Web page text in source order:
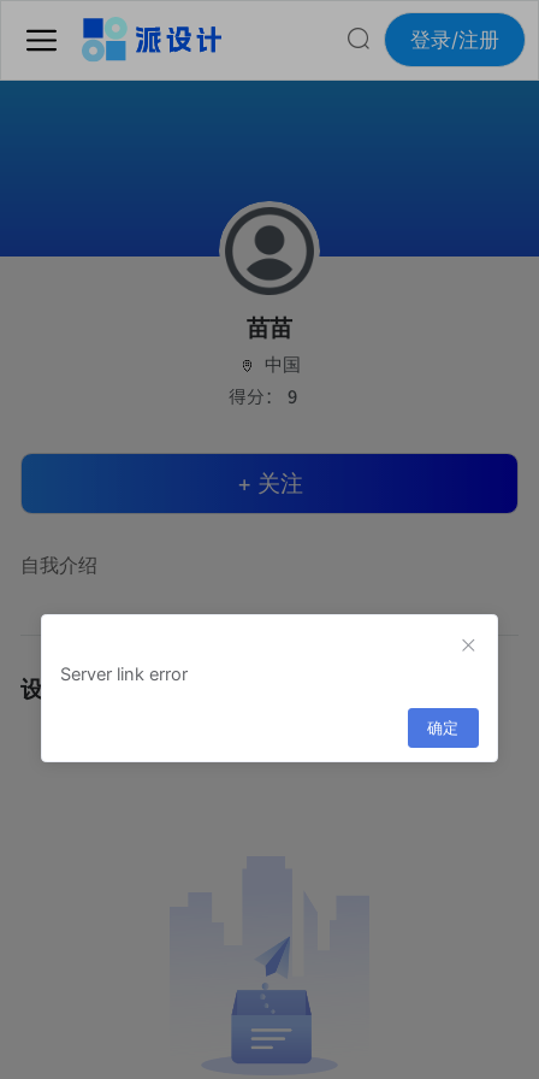
登录/注册
苗苗
中国
得分： 9
+ 关注
自我介绍
设计作品 ·
Server link error
确定